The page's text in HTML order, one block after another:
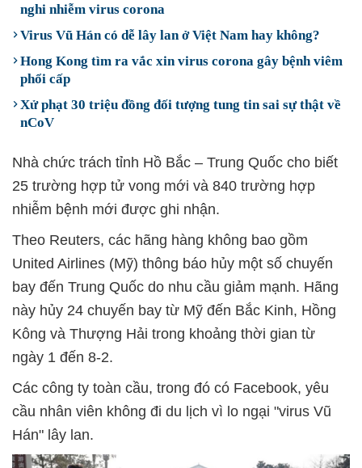
nghi nhiễm virus corona
Virus Vũ Hán có dễ lây lan ở Việt Nam hay không?
Hong Kong tìm ra vắc xin virus corona gây bệnh viêm
phổi cấp
Xử phạt 30 triệu đồng đối tượng tung tin sai sự thật về
nCoV
Nhà chức trách tỉnh Hồ Bắc – Trung Quốc cho biết
25 trường hợp tử vong mới và 840 trường hợp
nhiễm bệnh mới được ghi nhận.
Theo Reuters, các hãng hàng không bao gồm
United Airlines (Mỹ) thông báo hủy một số chuyến
bay đến Trung Quốc do nhu cầu giảm mạnh. Hãng
này hủy 24 chuyến bay từ Mỹ đến Bắc Kinh, Hồng
Kông và Thượng Hải trong khoảng thời gian từ
ngày 1 đến 8-2.
Các công ty toàn cầu, trong đó có Facebook, yêu
cầu nhân viên không đi du lịch vì lo ngại "virus Vũ
Hán" lây lan.